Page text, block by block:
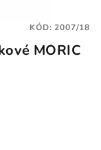
MÓRIC
KÓD:2007/18